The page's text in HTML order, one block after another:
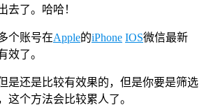
去了。哈哈！
个账号在Apple的iPhone IOS微信最新
效了。
是还是比较有效果的，但是你要是筛选
这个方法会比较累人了。